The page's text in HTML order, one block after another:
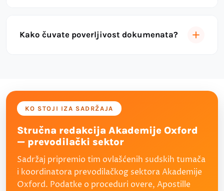
Kako čuvate poverljivost dokumenata?
KO STOJI IZA SADRŽAJA
Stručna redakcija Akademije Oxford
— prevodilački sektor
Sadržaj pripremio tim ovlašćenih sudskih tumača
i koordinatora prevodilačkog sektora Akademije
Oxford. Podatke o proceduri overe, Apostille